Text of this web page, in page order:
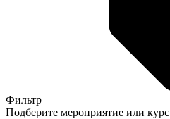
Фильтр
Подберите мероприятие или курс